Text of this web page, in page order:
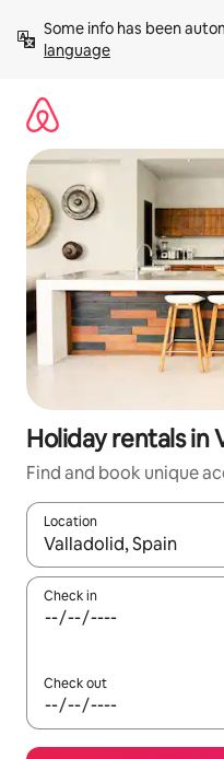
content
Some info has been
language
Holiday rentals in
Find and book unique
Location
When results are
Check in
Check out